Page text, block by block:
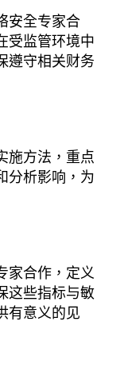
安全专家合
受监管环境中
遵守相关财务
施方法，重点
分析影响，为
家合作，定义
这些指标与敏
有意义的见